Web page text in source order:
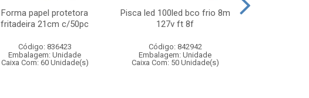
Forma papel protetora
fritadeira 21cm c/50pc
Código: 836423
Embalagem: Unidade
Caixa Com: 60 Unidade(s)
Pisca led 100led bco frio 8m
127v ft 8f
Código: 842942
Embalagem: Unidade
Caixa Com: 50 Unidade(s)